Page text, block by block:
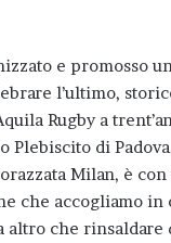
e promosso
l’ultimo,
Rugby a
Plebiscito di
Milan, è
che accogliamo in
altro che rinsaldare